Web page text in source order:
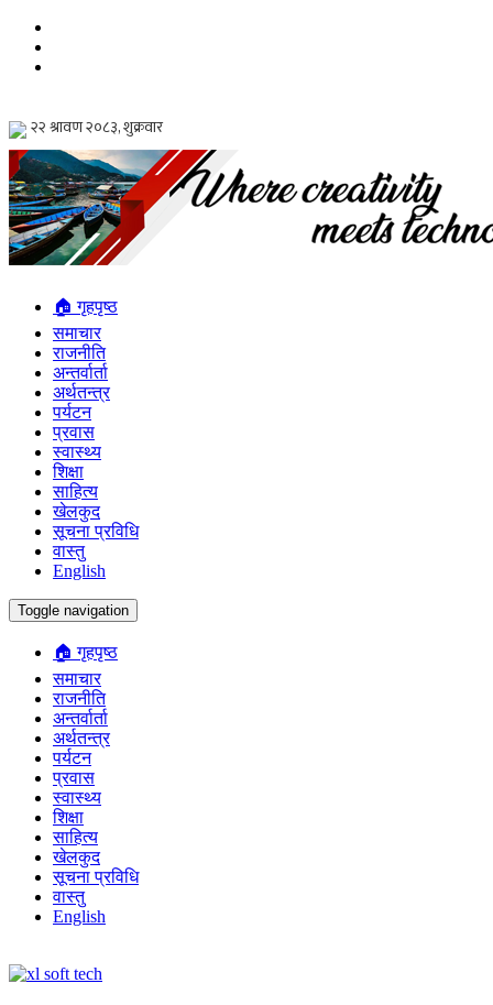
🏠 गृहपृष्ठ
समाचार
राजनीति
अन्तर्वार्ता
अर्थतन्त्र
पर्यटन
प्रवास
स्वास्थ्य
शिक्षा
साहित्य
खेलकुद
सूचना प्रविधि
वास्तु
English
Toggle navigation
🏠 गृहपृष्ठ
समाचार
राजनीति
अन्तर्वार्ता
अर्थतन्त्र
पर्यटन
प्रवास
स्वास्थ्य
शिक्षा
साहित्य
खेलकुद
सूचना प्रविधि
वास्तु
English